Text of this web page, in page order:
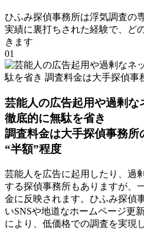
ひふみ探偵事務所は浮気調査の
実績に裏打ちされた経験で、
ど
きます
01
芸能人の広告起用や過剰な
徹底的に無駄を省き
調査料金は大手探偵事務所
“半額”程度
芸能人を広告に起用したり
過
する探偵事務所もありますが
金に反映されます。 ひふみ探偵
いSNSや地道なホームページ更
により
低価格での調査を実現